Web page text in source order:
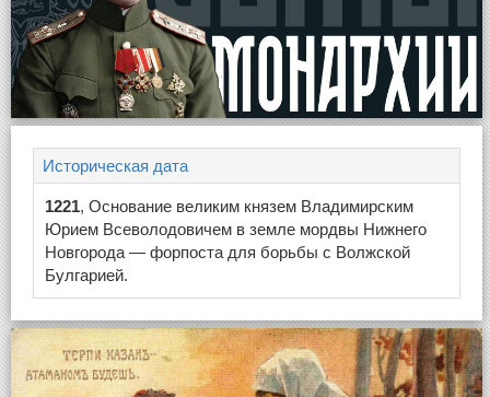
Историческая дата
1221, Основание великим князем Владимирским
Юрием Всеволодовичем в земле мордвы Нижнего
Новгорода — форпоста для борьбы с Волжской
Булгарией.